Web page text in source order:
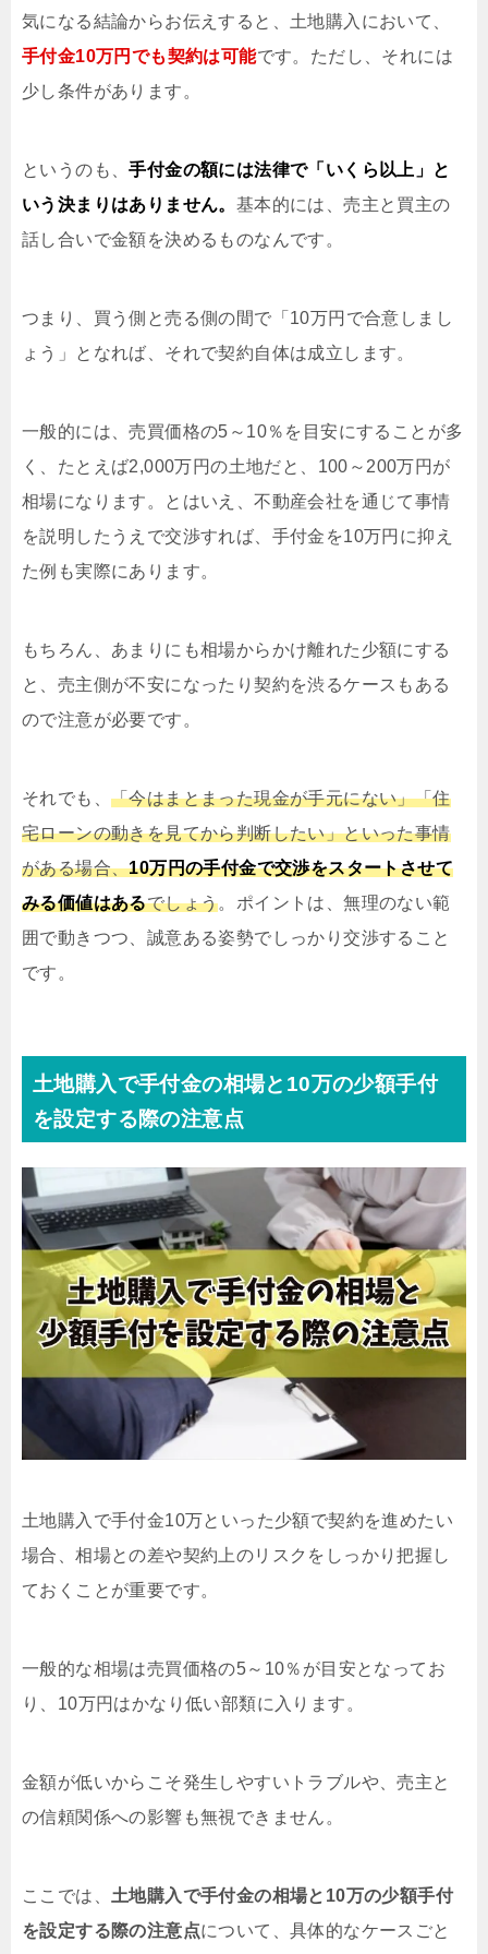
気になる結論からお伝えすると、土地購入において、
手付金10万円でも契約は可能です。ただし、それには
少し条件があります。
というのも、手付金の額には法律で「いくら以上」と
いう決まりはありません。 基本的には、売主と買主の
話し合いで金額を決めるものなんです。
つまり、買う側と売る側の間で「10万円で合意しまし
ょう」となれば、それで契約自体は成立します。
一般的には、売買価格の5～10％を目安にすることが多
く、たとえば2,000万円の土地だと、100～200万円が
相場になります。とはいえ、不動産会社を通じて事情
を説明したうえで交渉すれば、手付金を10万円に抑え
た例も実際にあります。
もちろん、あまりにも相場からかけ離れた少額にする
と、売主側が不安になったり契約を渋るケースもある
ので注意が必要です。
それでも、 「今はまとまった現金が手元にない」「住
宅ローンの動きを見てから判断したい」といった事情
がある場合、10万円の手付金で交渉をスタートさせて
みる価値はあるでしょう。ポイントは、無理のない範
囲で動きつつ、誠意ある姿勢でしっかり交渉すること
です。
土地購入で手付金の相場と10万の少額手付
を設定する際の注意点
土地購入で手付金10万といった少額で契約を進めたい
場合、相場との差や契約上のリスクをしっかり把握し
ておくことが重要です。
一般的な相場は売買価格の5～10％が目安となってお
り、10万円はかなり低い部類に入ります。
金額が低いからこそ発生しやすいトラブルや、売主と
の信頼関係への影響も無視できません。
ここでは、 土地購入で手付金の相場と10万の少額手付
を設定する際の注意点について、具体的なケースごと